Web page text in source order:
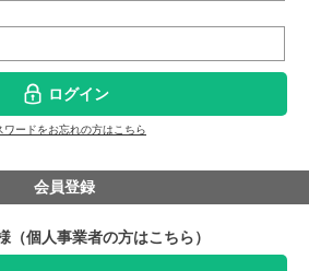
ログイン
ワードをお忘れの方はこちら
会員登録
（個人事業者の方はこちら）